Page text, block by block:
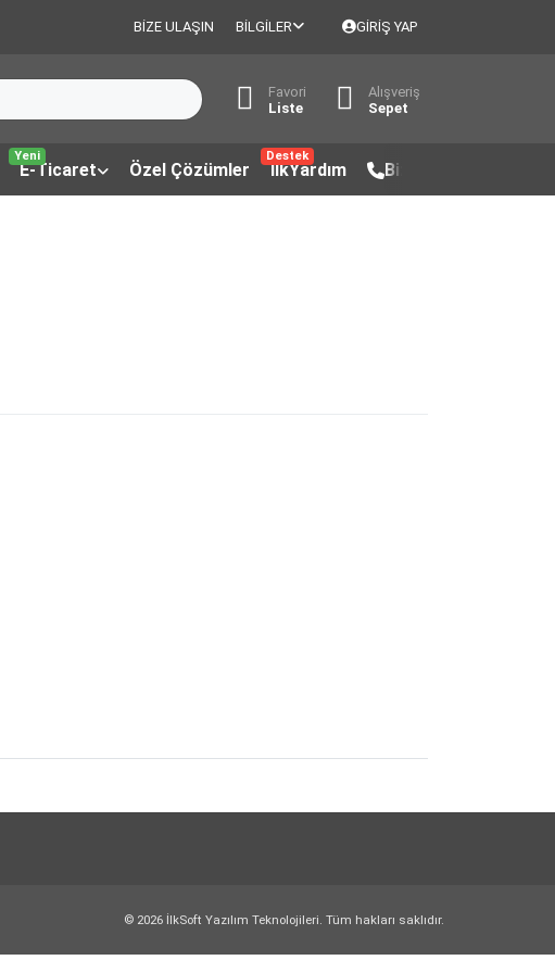
BIZE ULAŞIN BILGILER GIRIŞ YAP
Favori
Liste
Alışveriş
Sepet
E-Ticaret
Yeni
Özel Çözümler İlkYardım
Destek
Bize Ulaşın
© 2026 İlkSoft Yazılım Teknolojileri. Tüm hakları saklıdır.